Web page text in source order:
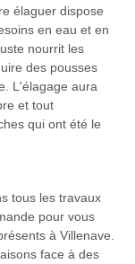
élaguer dispose
en eau et en
nourrit les
des pousses
L'élagage aura
et tout
qui ont été le
tous les travaux
pour vous
à Villenave.
face à des